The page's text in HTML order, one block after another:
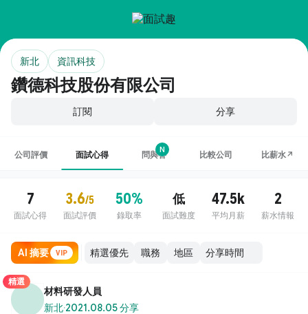
鑽德科技股份有限公司
新北 資訊科技
訂閱 分享
公司評價 面試心得 問與答
N
比較公司 比薪水↗
7
面試心得
3.6/5
面試評價
50%
錄取率
低
面試難度
47.5k
平均月薪
2
薪水情報
AI 摘要 VIP 職務 地區
精選
材料研發人員
新北·2021.08.05 分享